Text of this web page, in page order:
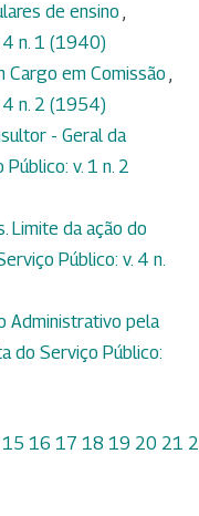
de ensino ,
4 n. 1 (1940)
Cargo em Comissão ,
4 n. 2 (1954)
- Geral da
v. 1 n. 2
Limite da ação do
Público: v. 4 n.
Administrativo pela
do Serviço Público:
15 16 17 18 19 20 21